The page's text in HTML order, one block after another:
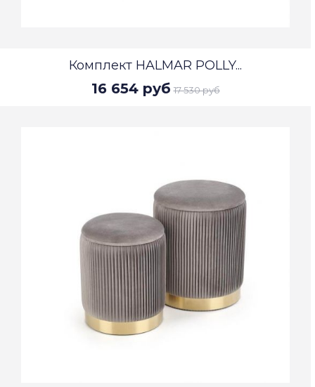
Комплект HALMAR POLLY...
16 654 руб 17 530 руб